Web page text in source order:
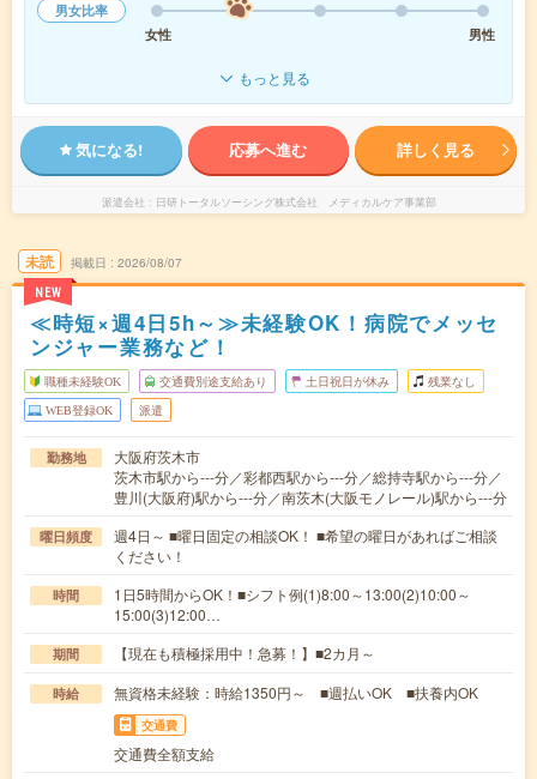
男女比率
女性
男性
もっと見る
気になる! 応募へ進む 詳しく見る
派遣会社 日研トータルソーシング株式会社 メディカルケア事業部
未読
NEW
掲載日 2026/08/07
≪時短×週4日5h～≫未経験OK！病院でメッセ
ンジャー業務など！
職種未経験OK 交通費別途支給あり 土日祝日が休み 残業なし
WEB登録OK 派遣
勤務地
大阪府茨木市
茨木市駅から---分／彩都西駅から---分／総持寺駅から---分／
豊川(大阪府)駅から---分／南茨木(大阪モノレール)駅から---分
曜日頻度
週4日～ ■曜日固定の相談OK！ ■希望の曜日があればご相談
ください！
時間
1日5時間からOK！■シフト例(1)8:00～13:00(2)10:00～
15:00(3)12:00…
期間 【現在も積極採用中！急募！】■2カ月～
時給 無資格未経験：時給1350円～ ■週払いOK ■扶養内OK
交通費
交通費全額支給